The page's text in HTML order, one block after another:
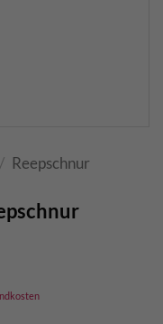
/ Reepschnur